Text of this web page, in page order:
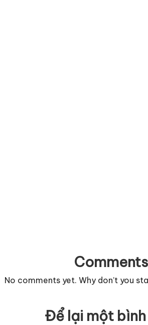
Comments
No comments yet. Why don’t you
Để lại một